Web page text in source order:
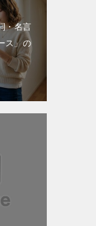
・名言
ス」の